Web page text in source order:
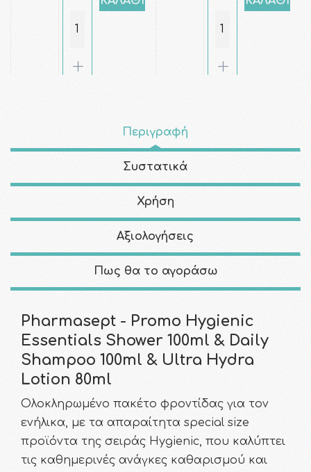
Περιγραφή
Συστατικά
Χρήση
Αξιολογήσεις
Πως θα το αγοράσω
Pharmasept - Promo Hygienic
Essentials Shower 100ml & Daily
Shampoo 100ml & Ultra Hydra
Lotion 80ml
Ολοκληρωμένο πακέτο φροντίδας για τον
ενήλικα, με τα απαραίτητα special size
προϊόντα της σειράς Hygienic, που καλύπτει
τις καθημερινές ανάγκες καθαρισμού και